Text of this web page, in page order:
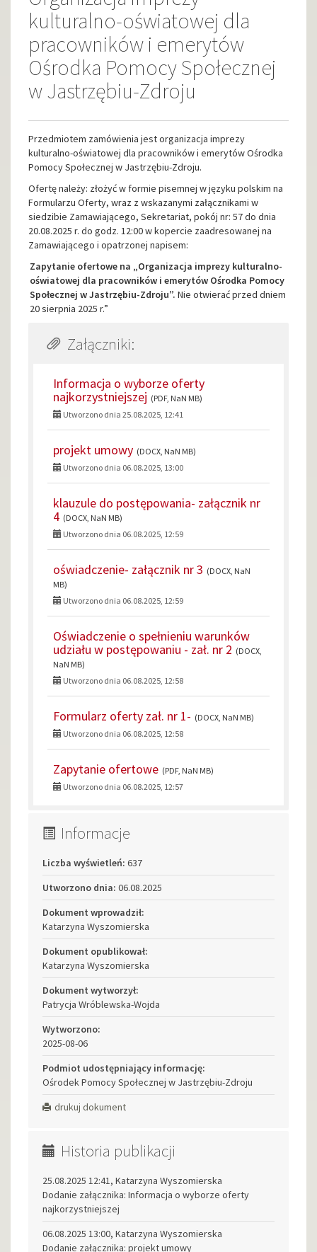
kulturalno-oświatowej dla
pracowników i emerytów
Ośrodka Pomocy Społecznej
w Jastrzębiu-Zdroju
Przedmiotem zamówienia jest organizacja imprezy
kulturalno-oświatowej dla pracowników i emerytów Ośrodka
Pomocy Społecznej w Jastrzębiu-Zdroju.
Ofertę należy: złożyć w formie pisemnej w języku polskim na
Formularzu Oferty, wraz z wskazanymi załącznikami w
siedzibie Zamawiającego, Sekretariat, pokój nr: 57 do dnia
20.08.2025 r. do godz. 12:00 w kopercie zaadresowanej na
Zamawiającego i opatrzonej napisem:
Zapytanie ofertowe na „Organizacja imprezy kulturalno-
oświatowej dla pracowników i emerytów Ośrodka Pomocy
Społecznej w Jastrzębiu-Zdroju”. Nie otwierać przed dniem
20 sierpnia 2025 r.”
Załączniki:
Informacja o wyborze oferty
najkorzystniejszej (PDF, NaN MB)
Utworzono dnia 25.08.2025, 12:41
projekt umowy (DOCX, NaN MB)
Utworzono dnia 06.08.2025, 13:00
klauzule do postępowania- załącznik nr
4 (DOCX, NaN MB)
Utworzono dnia 06.08.2025, 12:59
oświadczenie- załącznik nr 3 (DOCX, NaN
MB)
Utworzono dnia 06.08.2025, 12:59
Oświadczenie o spełnieniu warunków
udziału w postępowaniu - zał. nr 2 (DOCX,
NaN MB)
Utworzono dnia 06.08.2025, 12:58
Formularz oferty zał. nr 1- (DOCX, NaN MB)
Utworzono dnia 06.08.2025, 12:58
Zapytanie ofertowe (PDF, NaN MB)
Utworzono dnia 06.08.2025, 12:57
Informacje
Liczba wyświetleń: 637
Utworzono dnia: 06.08.2025
Dokument wprowadził:
Katarzyna Wyszomierska
Dokument opublikował:
Katarzyna Wyszomierska
Dokument wytworzył:
Patrycja Wróblewska-Wojda
Wytworzono:
2025-08-06
Podmiot udostępniający informację:
Ośrodek Pomocy Społecznej w Jastrzębiu-Zdroju
drukuj dokument
Historia publikacji
25.08.2025 12:41, Katarzyna Wyszomierska
Dodanie załącznika: Informacja o wyborze oferty
najkorzystniejszej
06.08.2025 13:00, Katarzyna Wyszomierska
Dodanie załącznika: projekt umowy